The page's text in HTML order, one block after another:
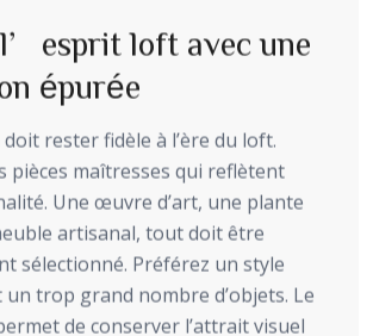
loft avec une
épurée
rester fidèle à l’ère du loft.
pièces maîtresses qui reflètent
Une œuvre d’art, une plante
artisanal, tout doit être
sélectionné. Préférez un style
trop grand nombre d’objets. Le
de conserver l’attrait visuel